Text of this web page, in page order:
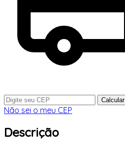
Calcular
Não sei o meu CEP
Descrição